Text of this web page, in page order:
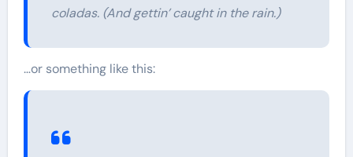
coladas. (And gettin’ caught in the rain.)
…or something like this: